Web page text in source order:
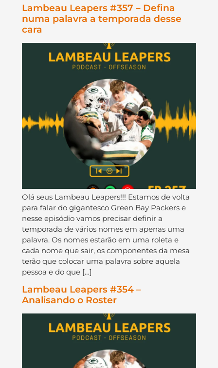
Lambeau Leapers #357 – Defina
numa palavra a temporada desse
cara
Olá seus Lambeau Leapers!!! Estamos de volta
para falar do gigantesco Green Bay Packers e
nesse episódio vamos precisar definir a
temporada de vários nomes em apenas uma
palavra. Os nomes estarão em uma roleta e
cada nome que sair, os componentes da mesa
terão que colocar uma palavra sobre aquela
pessoa e do que […]
Lambeau Leapers #354 –
Analisando o Roster